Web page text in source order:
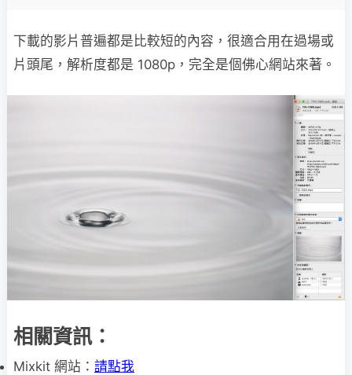
下載的影片普遍都是比較短的內容，很適合用在過場或
片頭尾，解析度都是 1080p，完全是個佛心網站來著。
相關資訊：
Mixkit 網站： 請點我